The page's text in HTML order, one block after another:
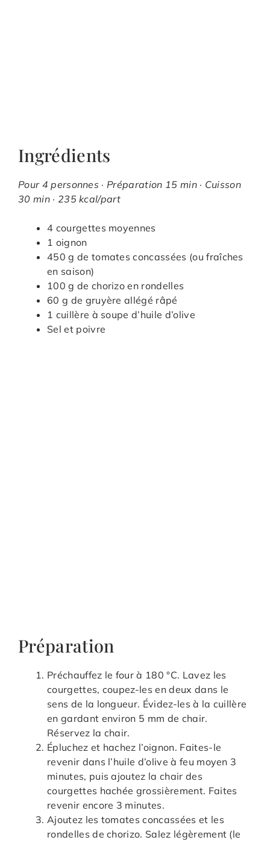
Ingrédients
Pour 4 personnes · Préparation 15 min · Cuisson
30 min · 235 kcal/part
4 courgettes moyennes
1 oignon
450 g de tomates concassées (ou fraîches
en saison)
100 g de chorizo en rondelles
60 g de gruyère allégé râpé
1 cuillère à soupe d’huile d’olive
Sel et poivre
Préparation
Préchauffez le four à 180 °C. Lavez les
courgettes, coupez-les en deux dans le
sens de la longueur. Évidez-les à la cuillère
en gardant environ 5 mm de chair.
Réservez la chair.
Épluchez et hachez l’oignon. Faites-le
revenir dans l’huile d’olive à feu moyen 3
minutes, puis ajoutez la chair des
courgettes hachée grossièrement. Faites
revenir encore 3 minutes.
Ajoutez les tomates concassées et les
rondelles de chorizo. Salez légèrement (le